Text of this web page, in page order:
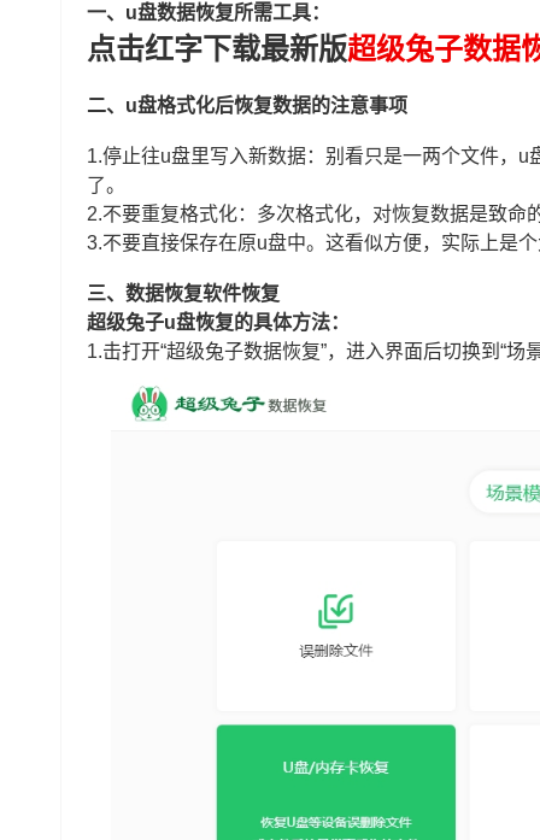
一、u盘数据恢复所需工具：
点击红字下载最新版超级兔子数据
二、u盘格式化后恢复数据的注意事项
1.停止往u盘里写入新数据：别看只是一两个文件，
了。
2.不要重复格式化：多次格式化，对恢复数据是致
3.不要直接保存在原u盘中。这看似方便，实际上是
三、数据恢复软件恢复
超级兔子u盘恢复的具体方法：
1.击打开“超级兔子数据恢复”，进入界面后切换到“